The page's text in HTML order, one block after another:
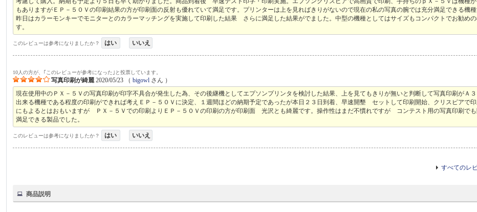
もありますがＥＰ－５０Ｖの印刷結果の方が印刷面の反射も優れていて満足です。プリンターは上を見ればきりがないので現在の私の写真の腕では充分満足できる機種
昨日はカラーモンキーでモニターとのカラーマッチングを実施して印刷した結果 さらに満足した結果がでました。中型の機種としてはサイズもコンパクトでお勧め
す。
このレビューは参考になりましたか？ はい いいえ
10人の方が、｢このレビューが参考になった｣と投票しています。
写真印刷が綺麗 2020/05/23 （bigowl さん ）
現在使用中のＰＸ－５Ｖの写真印刷が印字不具合が発生した為、その後継機としてエプソンプリンタを検討した結果、上を見てもきりが無いと判断して写真印刷がＡ
出来る機種である程度の印刷ができれば考えＥＰ－５０Ｖに決定、１週間ほどの納期予定であったが本日２３日到着、早速開墾 セットして印刷開始、クリスピアで
にもよるとはおもいますが ＰＸ－５Ｖでの印刷よりＥＰ－５０Ｖの印刷の方が印刷面 光沢とも綺麗です。操作性はまだ不慣れですが コンテスト用の写真印刷でも
満足できる製品でした。
このレビューは参考になりましたか？ はい いいえ
すべてのレ
商品説明